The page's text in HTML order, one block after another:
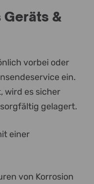
Geräts &
vorbei oder
ein.
wird es sicher
gelagert.
einer
von Korrosion